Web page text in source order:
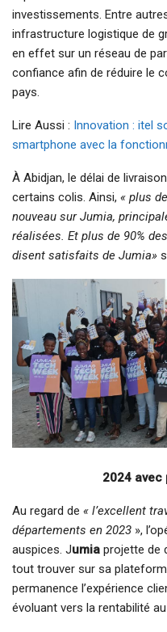
investissements. Entre
infrastructure logistique de
en effet sur un réseau de
confiance afin de réduire le
pays.
Lire Aussi : Innovation : itel
smartphone avec la
À Abidjan, le délai de
certains colis. Ainsi, « plus
nouveau sur Jumia,
réalisées. Et plus de 90%
disent satisfaits de Jumia»
2024 avec
Au regard de « l’excellent
départements en 2023 »,
auspices. Jumia projette de
tout trouver sur sa
permanence l’expérience
évoluant vers la rentabilité au